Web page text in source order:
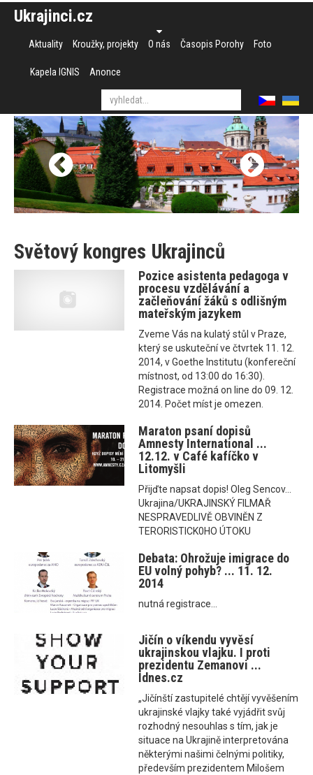
Ukrajinci.cz
Aktuality Kroužky, projekty O nás Časopis Porohy Foto
Kapela IGNIS Anonce
Světový kongres Ukrajinců
Pozice asistenta pedagoga v
procesu vzdělávání a
začleňování žáků s odlišným
mateřským jazykem
Zveme Vás na kulatý stůl v Praze,
který se uskuteční ve čtvrtek 11. 12.
2014, v Goethe Institutu (konfereční
místnost, od 13:00 do 16:30).
Registrace možná on line do 09. 12.
2014. Počet míst je omezen.
Maraton psaní dopisů
Amnesty International ...
12.12. v Café kafíčko v
Litomyšli
Přijďte napsat dopis! Oleg Sencov...
Ukrajina/UKRAJINSKÝ FILMAŘ
NESPRAVEDLIVĚ OBVINĚN Z
TERORISTICK0HO ÚTOKU
Debata: Ohrožuje imigrace do
EU volný pohyb? ... 11. 12.
2014
nutná registrace...
Jičín o víkendu vyvěsí
ukrajinskou vlajku. I proti
prezidentu Zemanovi ...
Idnes.cz
„Jičínští zastupitelé chtějí vyvěšením
ukrajinské vlajky také vyjádřit svůj
rozhodný nesouhlas s tím, jak je
situace na Ukrajině interpretována
některými našimi čelnými politiky,
především prezidentem Milošem